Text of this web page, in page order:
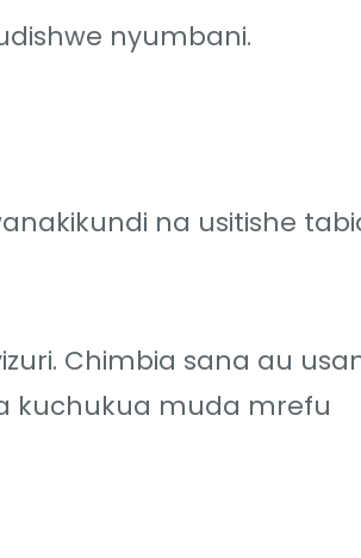
nyumbani.
na usitishe
Chimbia sana au
kuchukua muda mrefu